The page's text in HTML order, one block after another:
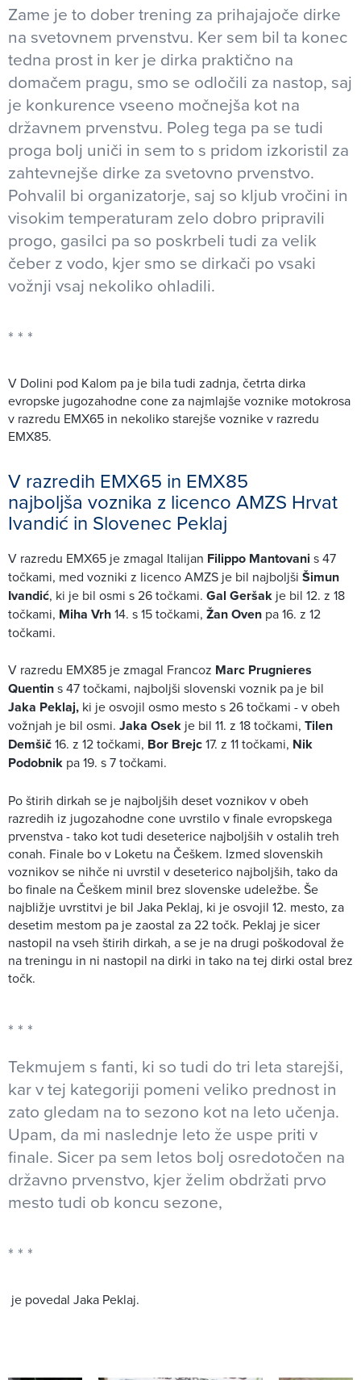
Zame je to dober trening za prihajajoče dirke
na svetovnem prvenstvu. Ker sem bil ta konec
tedna prost in ker je dirka praktično na
domačem pragu, smo se odločili za nastop, saj
je konkurence vseeno močnejša kot na
državnem prvenstvu. Poleg tega pa se tudi
proga bolj uniči in sem to s pridom izkoristil za
zahtevnejše dirke za svetovno prvenstvo.
Pohvalil bi organizatorje, saj so kljub vročini in
visokim temperaturam zelo dobro pripravili
progo, gasilci pa so poskrbeli tudi za velik
čeber z vodo, kjer smo se dirkači po vsaki
vožnji vsaj nekoliko ohladili.
V Dolini pod Kalom pa je bila tudi zadnja, četrta dirka
evropske jugozahodne cone za najmlajše voznike motokrosa
v razredu EMX65 in nekoliko starejše voznike v razredu
EMX85.
V razredih EMX65 in EMX85
najboljša voznika z licenco AMZS Hrvat
Ivandić in Slovenec Peklaj
V razredu EMX65 je zmagal Italijan Filippo Mantovani s 47
točkami, med vozniki z licenco AMZS je bil najboljši Šimun
Ivandić, ki je bil osmi s 26 točkami. Gal Geršak je bil 12. z 18
točkami, Miha Vrh14. s 15 točkami, Žan Oven pa 16. z 12
točkami.
V razredu EMX85 je zmagal Francoz Marc Prugnieres
Quentins 47 točkami, najboljši slovenski voznik pa je bil
Jaka Peklaj, ki je osvojil osmo mesto s 26 točkami - v obeh
vožnjah je bil osmi. Jaka Osek je bil 11. z 18 točkami, Tilen
Demšič16. z 12 točkami, Bor Brejc17. z 11 točkami, Nik
Podobnik pa 19. s 7 točkami.
Po štirih dirkah se je najboljših deset voznikov v obeh
razredih iz jugozahodne cone uvrstilo v finale evropskega
prvenstva - tako kot tudi deseterice najboljših v ostalih treh
conah. Finale bo v Loketu na Češkem. Izmed slovenskih
voznikov se nihče ni uvrstil v deseterico najboljših, tako da
bo finale na Češkem minil brez slovenske udeležbe. Še
najbližje uvrstitvi je bil Jaka Peklaj, ki je osvojil 12. mesto, za
desetim mestom pa je zaostal za 22 točk. Peklaj je sicer
nastopil na vseh štirih dirkah, a se je na drugi poškodoval že
na treningu in ni nastopil na dirki in tako na tej dirki ostal brez
točk.
Tekmujem s fanti, ki so tudi do tri leta starejši,
kar v tej kategoriji pomeni veliko prednost in
zato gledam na to sezono kot na leto učenja.
Upam, da mi naslednje leto že uspe priti v
finale. Sicer pa sem letos bolj osredotočen na
državno prvenstvo, kjer želim obdržati prvo
mesto tudi ob koncu sezone,
je povedal Jaka Peklaj.